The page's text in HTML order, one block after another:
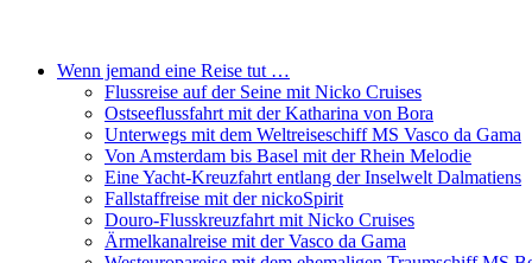
Wenn jemand eine Reise tut …
Flussreise auf der Seine mit Nicko Cruises
Ostseeflussfahrt mit der Katharina von Bora
Unterwegs mit dem Weltreiseschiff MS Vasco da Gama
Von Amsterdam bis Basel mit der Rhein Melodie
Eine Yacht-Kreuzfahrt entlang der Inselwelt Dalmatiens
Fallstaffreise mit der nickoSpirit
Douro-Flusskreuzfahrt mit Nicko Cruises
Ärmelkanalreise mit der Vasco da Gama